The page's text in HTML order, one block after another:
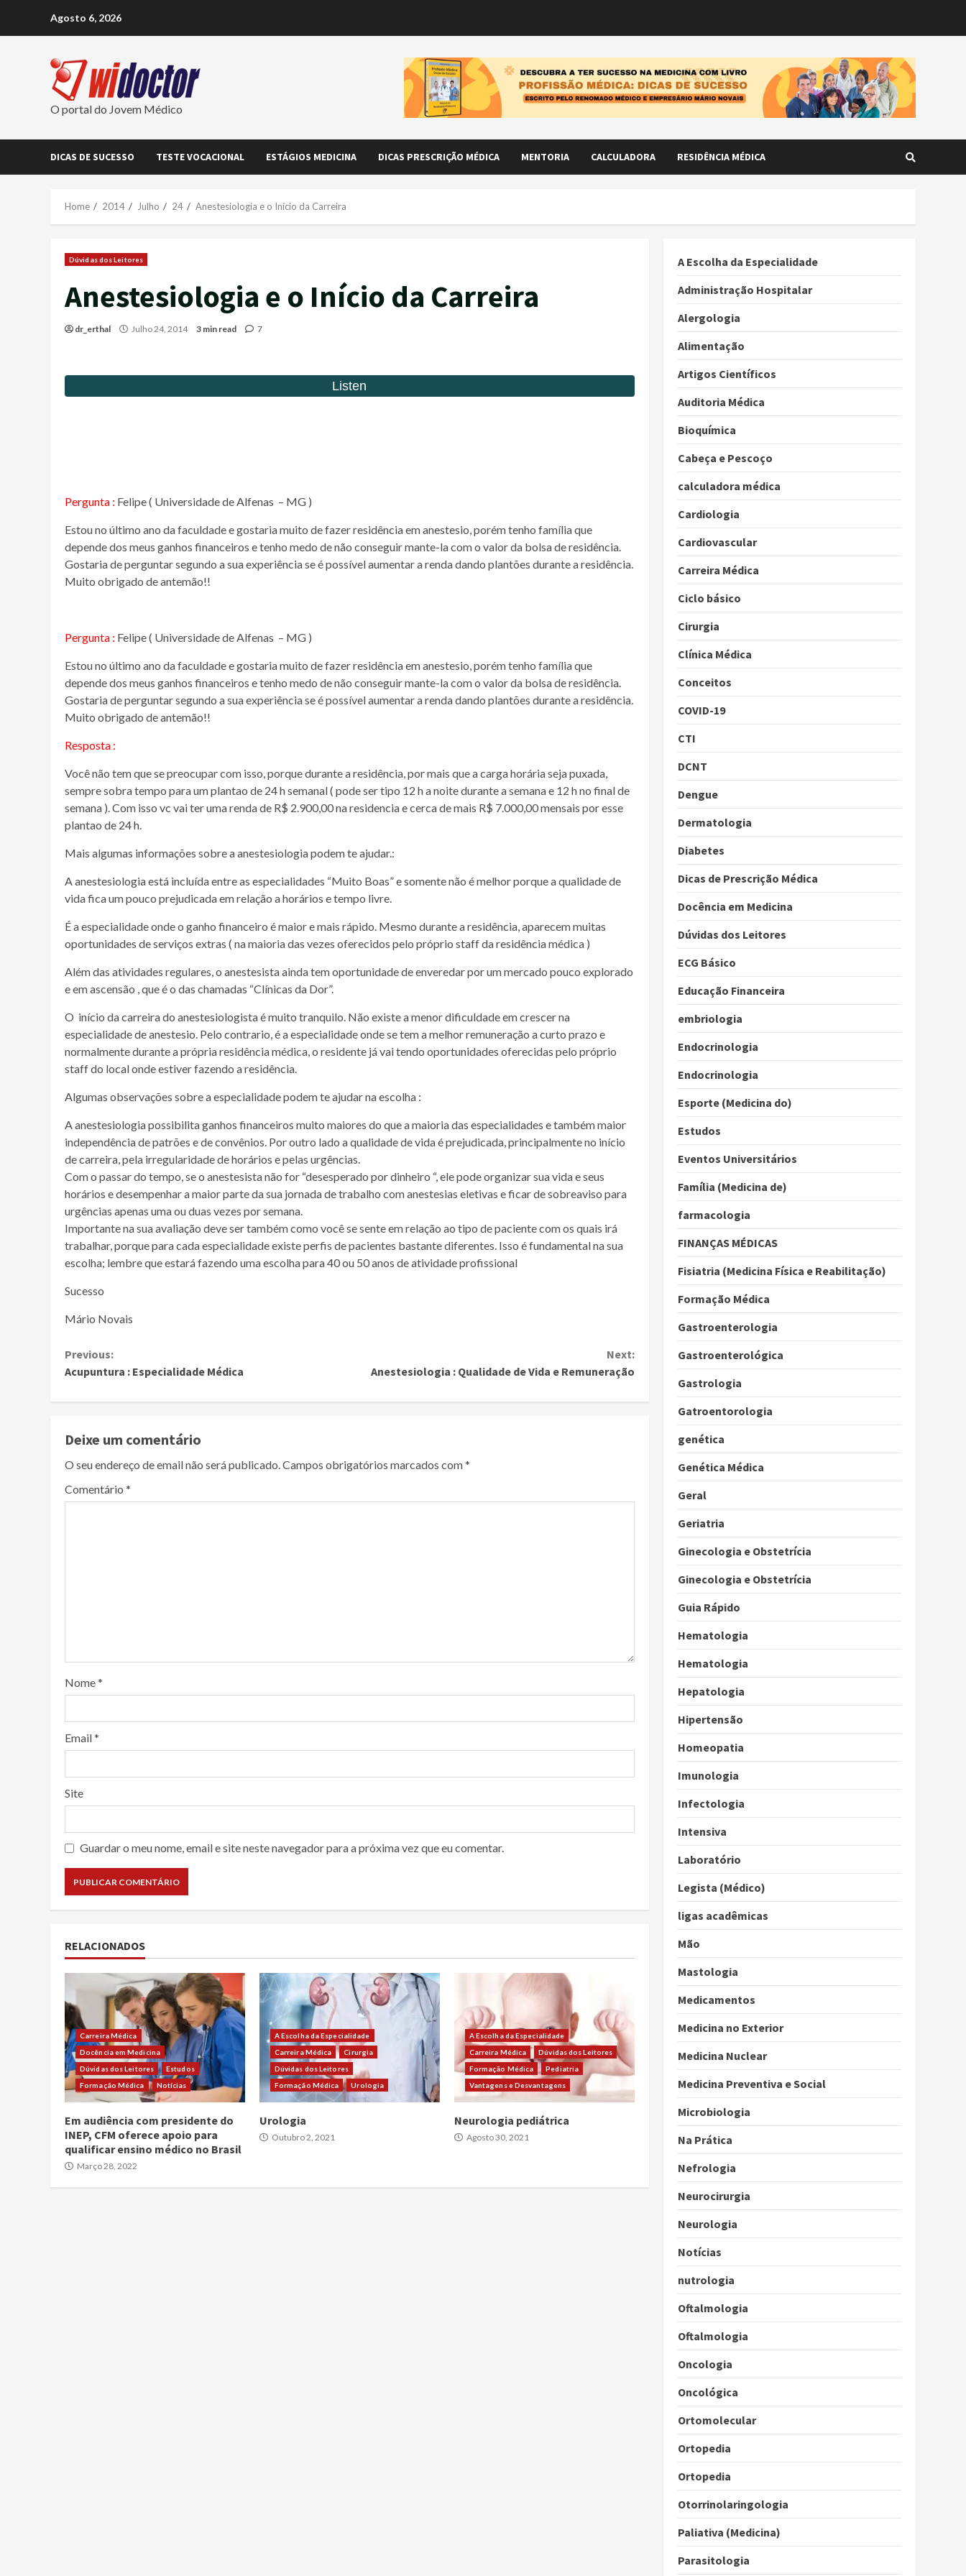
Agosto 6, 2026
O portal do Jovem Médico
DICAS DE SUCESSO TESTE VOCACIONAL ESTÁGIOS MEDICINA DICAS PRESCRIÇÃO MÉDICA MENTORIA CALCULADORA RESIDÊNCIA MÉDICA
Home 2014 Julho 24 Anestesiologia e o Início da Carreira
Dúvidas dos Leitores
Anestesiologia e o Início da Carreira
dr_erthal Julho 24, 2014 3 min read 7
Pergunta : Felipe ( Universidade de Alfenas – MG )
Estou no último ano da faculdade e gostaria muito de fazer residência em anestesio, porém tenho família que
depende dos meus ganhos financeiros e tenho medo de não conseguir mante-la com o valor da bolsa de residência.
Gostaria de perguntar segundo a sua experiência se é possível aumentar a renda dando plantões durante a residência.
Muito obrigado de antemão!!
Pergunta : Felipe ( Universidade de Alfenas – MG )
Estou no último ano da faculdade e gostaria muito de fazer residência em anestesio, porém tenho família que
depende dos meus ganhos financeiros e tenho medo de não conseguir mante-la com o valor da bolsa de residência.
Gostaria de perguntar segundo a sua experiência se é possível aumentar a renda dando plantões durante a residência.
Muito obrigado de antemão!!
Resposta :
Você não tem que se preocupar com isso, porque durante a residência, por mais que a carga horária seja puxada,
sempre sobra tempo para um plantao de 24 h semanal ( pode ser tipo 12 h a noite durante a semana e 12 h no final de
semana ). Com isso vc vai ter uma renda de R$ 2.900,00 na residencia e cerca de mais R$ 7.000,00 mensais por esse
plantao de 24 h.
Mais algumas informações sobre a anestesiologia podem te ajudar.:
A anestesiologia está incluída entre as especialidades “Muito Boas” e somente não é melhor porque a qualidade de
vida fica um pouco prejudicada em relação a horários e tempo livre.
É a especialidade onde o ganho financeiro é maior e mais rápido. Mesmo durante a residência, aparecem muitas
oportunidades de serviços extras ( na maioria das vezes oferecidos pelo próprio staff da residência médica )
Além das atividades regulares, o anestesista ainda tem oportunidade de enveredar por um mercado pouco explorado
e em ascensão , que é o das chamadas “Clínicas da Dor”.
O início da carreira do anestesiologista é muito tranquilo. Não existe a menor dificuldade em crescer na
especialidade de anestesio. Pelo contrario, é a especialidade onde se tem a melhor remuneração a curto prazo e
normalmente durante a própria residência médica, o residente já vai tendo oportunidades oferecidas pelo próprio
staff do local onde estiver fazendo a residência.
Algumas observações sobre a especialidade podem te ajudar na escolha :
A anestesiologia possibilita ganhos financeiros muito maiores do que a maioria das especialidades e também maior
independência de patrões e de convênios. Por outro lado a qualidade de vida é prejudicada, principalmente no início
de carreira, pela irregularidade de horários e pelas urgências.
Com o passar do tempo, se o anestesista não for “desesperado por dinheiro “, ele pode organizar sua vida e seus
horários e desempenhar a maior parte da sua jornada de trabalho com anestesias eletivas e ficar de sobreaviso para
urgências apenas uma ou duas vezes por semana.
Importante na sua avaliação deve ser também como você se sente em relação ao tipo de paciente com os quais irá
trabalhar, porque para cada especialidade existe perfis de pacientes bastante diferentes. Isso é fundamental na sua
escolha; lembre que estará fazendo uma escolha para 40 ou 50 anos de atividade profissional
Sucesso
Mário Novais
Continue
Reading
Previous:
Acupuntura : Especialidade Médica
Next:
Anestesiologia : Qualidade de Vida e Remuneração
Deixe um comentário
O seu endereço de email não será publicado.Campos obrigatórios marcados com*
Comentário *
Nome*
Email*
Site
Guardar o meu nome, email e site neste navegador para a próxima vez que eu comentar.
RELACIONADOS
Carreira Médica
Docência em Medicina
Dúvidas dos Leitores
Estudos
Formação Médica
Notícias
Em audiência com presidente do
INEP, CFM oferece apoio para
qualificar ensino médico no Brasil
Março 28, 2022
A Escolha da Especialidade
Carreira Médica
Cirurgia
Dúvidas dos Leitores
Formação Médica
Urologia
Urologia
Outubro 2, 2021
A Escolha da Especialidade
Carreira Médica
Dúvidas dos Leitores
Formação Médica
Pediatria
Vantagens e Desvantagens
Neurologia pediátrica
Agosto 30, 2021
A Escolha da Especialidade
Administração Hospitalar
Alergologia
Alimentação
Artigos Científicos
Auditoria Médica
Bioquímica
Cabeça e Pescoço
calculadora médica
Cardiologia
Cardiovascular
Carreira Médica
Ciclo básico
Cirurgia
Clínica Médica
Conceitos
COVID-19
CTI
DCNT
Dengue
Dermatologia
Diabetes
Dicas de Prescrição Médica
Docência em Medicina
Dúvidas dos Leitores
ECG Básico
Educação Financeira
embriologia
Endocrinologia
Endocrinologia
Esporte (Medicina do)
Estudos
Eventos Universitários
Família (Medicina de)
farmacologia
FINANÇAS MÉDICAS
Fisiatria (Medicina Física e Reabilitação)
Formação Médica
Gastroenterologia
Gastroenterológica
Gastrologia
Gatroentorologia
genética
Genética Médica
Geral
Geriatria
Ginecologia e Obstetrícia
Ginecologia e Obstetrícia
Guia Rápido
Hematologia
Hematologia
Hepatologia
Hipertensão
Homeopatia
Imunologia
Infectologia
Intensiva
Laboratório
Legista (Médico)
ligas acadêmicas
Mão
Mastologia
Medicamentos
Medicina no Exterior
Medicina Nuclear
Medicina Preventiva e Social
Microbiologia
Na Prática
Nefrologia
Neurocirurgia
Neurologia
Notícias
nutrologia
Oftalmologia
Oftalmologia
Oncologia
Oncológica
Ortomolecular
Ortopedia
Ortopedia
Otorrinolaringologia
Paliativa (Medicina)
Parasitologia